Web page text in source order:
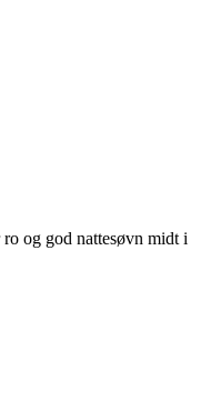
og god nattesøvn midt i